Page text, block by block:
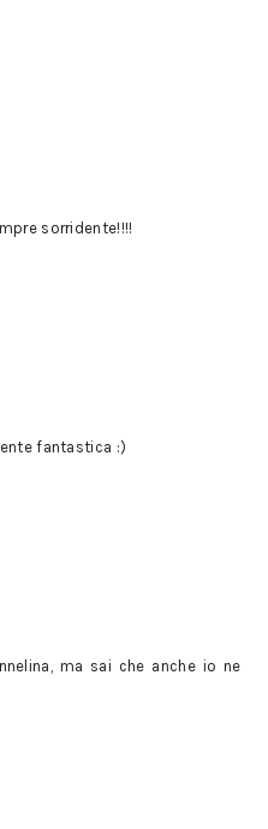
sorridente!!!!
fantastica :)
ma sai che anche io ne